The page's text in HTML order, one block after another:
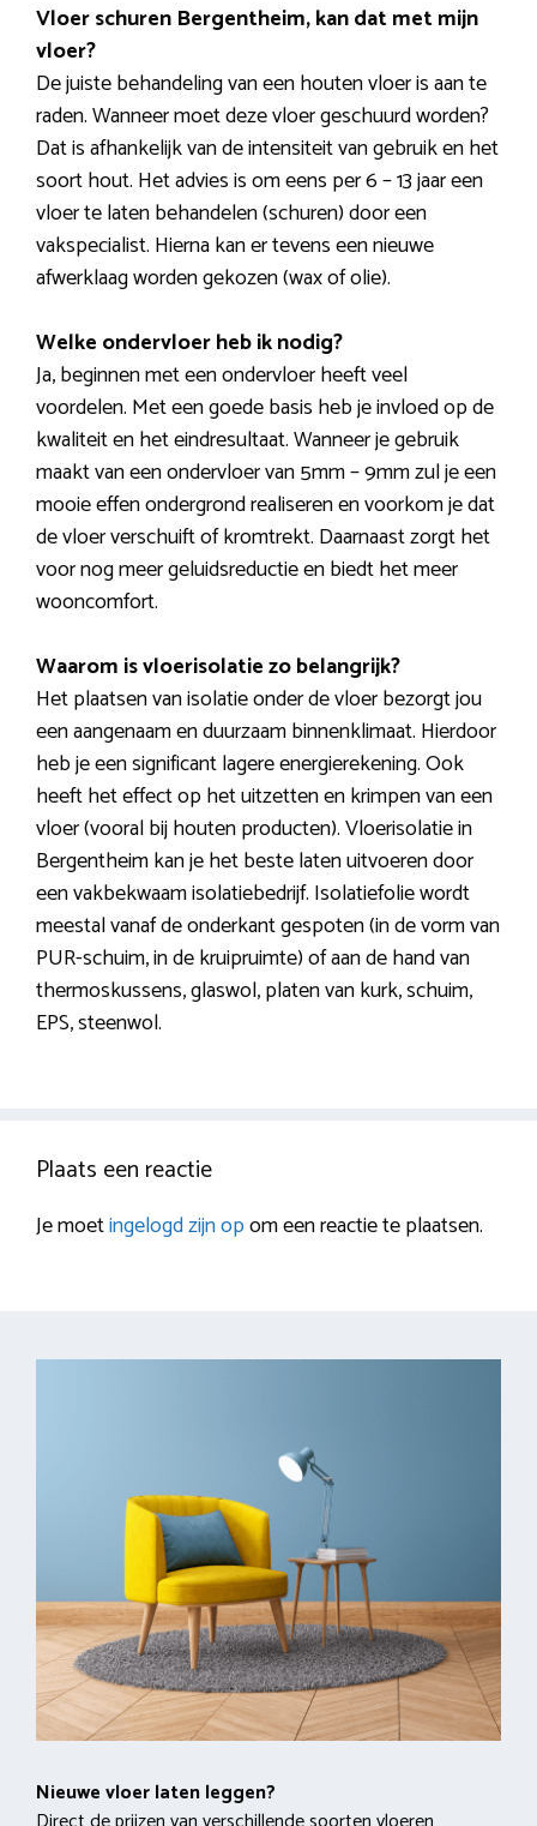
Vloer schuren Bergentheim, kan dat met mijn
vloer?
De juiste behandeling van een houten vloer is aan te
raden. Wanneer moet deze vloer geschuurd worden?
Dat is afhankelijk van de intensiteit van gebruik en het
soort hout. Het advies is om eens per 6 – 13 jaar een
vloer te laten behandelen (schuren) door een
vakspecialist. Hierna kan er tevens een nieuwe
afwerklaag worden gekozen (wax of olie).
Welke ondervloer heb ik nodig?
Ja, beginnen met een ondervloer heeft veel
voordelen. Met een goede basis heb je invloed op de
kwaliteit en het eindresultaat. Wanneer je gebruik
maakt van een ondervloer van 5mm – 9mm zul je een
mooie effen ondergrond realiseren en voorkom je dat
de vloer verschuift of kromtrekt. Daarnaast zorgt het
voor nog meer geluidsreductie en biedt het meer
wooncomfort.
Waarom is vloerisolatie zo belangrijk?
Het plaatsen van isolatie onder de vloer bezorgt jou
een aangenaam en duurzaam binnenklimaat. Hierdoor
heb je een significant lagere energierekening. Ook
heeft het effect op het uitzetten en krimpen van een
vloer (vooral bij houten producten). Vloerisolatie in
Bergentheim kan je het beste laten uitvoeren door
een vakbekwaam isolatiebedrijf. Isolatiefolie wordt
meestal vanaf de onderkant gespoten (in de vorm van
PUR-schuim, in de kruipruimte) of aan de hand van
thermoskussens, glaswol, platen van kurk, schuim,
EPS, steenwol.
Plaats een reactie
Je moetingelogd zijn opom een reactie te plaatsen.
Nieuwe vloer laten leggen?